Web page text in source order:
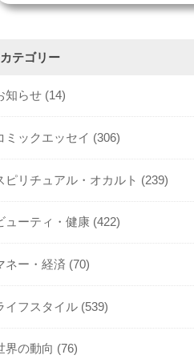
カテゴリー
知らせ (14)
ミックエッセイ (306)
ピリチュアル・オカルト (239)
ューティ・健康 (422)
ネー・経済 (70)
イフスタイル (539)
界の動向 (76)